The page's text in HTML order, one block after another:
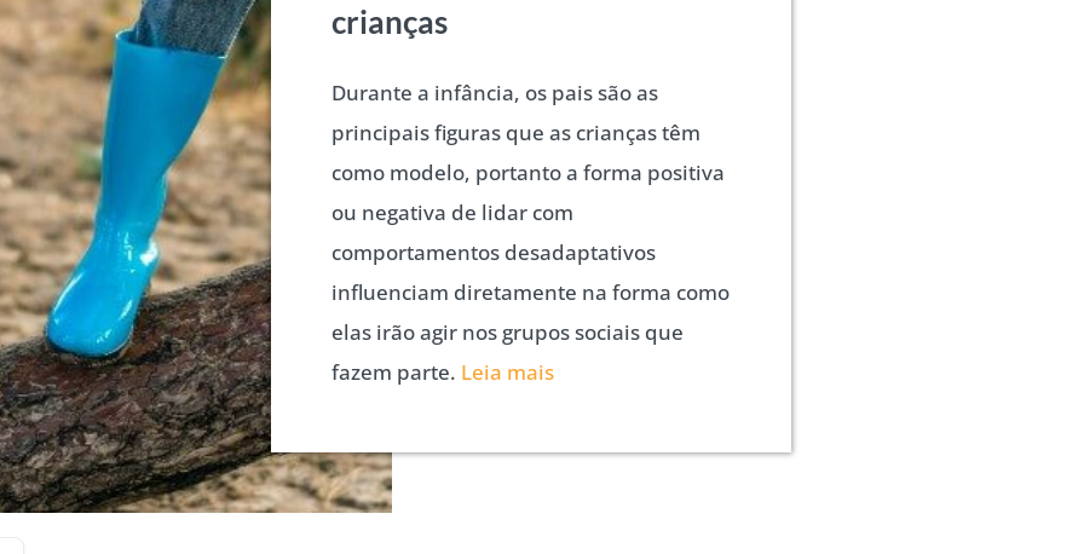
crianças
Durante a infância, os pais são as
principais figuras que as crianças têm
como modelo, portanto a forma positiva
ou negativa de lidar com
comportamentos desadaptativos
influenciam diretamente na forma como
elas irão agir nos grupos sociais que
fazem parte. Leia mais